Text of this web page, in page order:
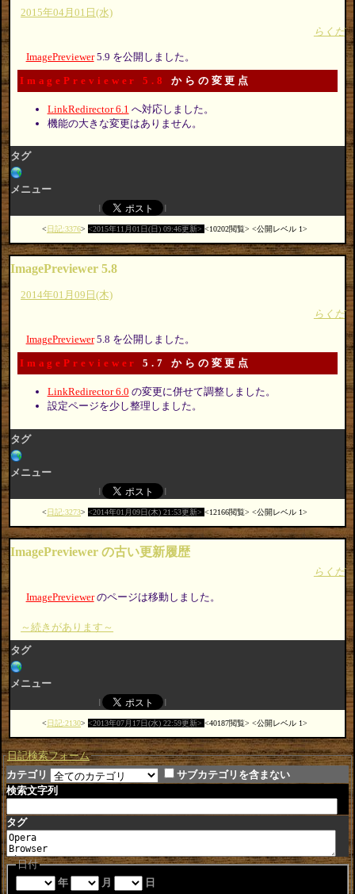
2015年04月01日(水)
らくだ
ImagePreviewer5.9 を公開しました。
ImagePreviewer 5.8 からの変更点
LinkRedirector 6.1 へ対応しました。
機能の大きな変更はありません。
タグ
メニュー
日記:3376 2015年11月01日(日) 09:46更新 10202閲覧 公開レベル 1
ImagePreviewer 5.8
2014年01月09日(木)
らくだ
ImagePreviewer5.8 を公開しました。
ImagePreviewer 5.7 からの変更点
LinkRedirector 6.0 の変更に併せて調整しました。
設定ページを少し整理しました。
タグ
メニュー
日記:3273 2014年01月09日(木) 21:53更新 12166閲覧 公開レベル 1
ImagePreviewer の古い更新履歴
らくだ
ImagePreviewerのページは移動しました。
～続きがあります～
タグ
メニュー
日記:2130 2013年07月17日(水) 22:59更新 40187閲覧 公開レベル 1
日記検索フォーム
カテゴリ
サブカテゴリを含まない
検索文字列
タグ
日付
年
月 日